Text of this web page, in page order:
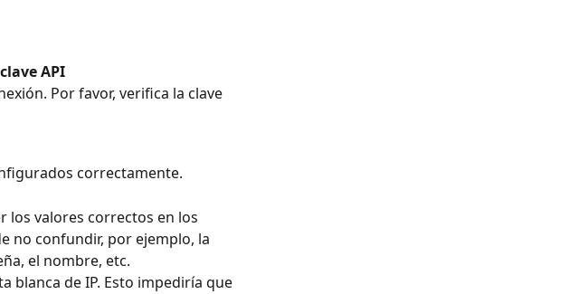
API
Por favor, verifica la clave
correctamente.
los valores correctos en los
no confundir, por ejemplo, la
el nombre, etc.
blanca de IP. Esto impediría que